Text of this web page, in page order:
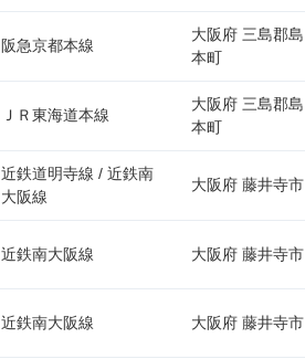
阪急京都本線
大阪府 三島郡島
本町
ＪＲ東海道本線
大阪府 三島郡島
本町
近鉄道明寺線 / 近鉄南
大阪線
大阪府 藤井寺市
近鉄南大阪線 大阪府 藤井寺市
近鉄南大阪線 大阪府 藤井寺市